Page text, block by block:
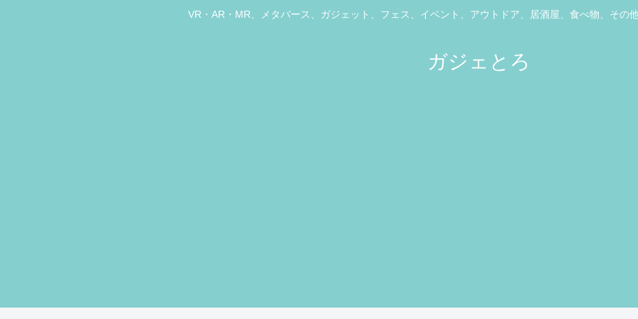
VR・AR・MR、メタバース、ガジェット、フェス、イベント、アウトドア、居酒屋、食べ物、その
ガジェとろ